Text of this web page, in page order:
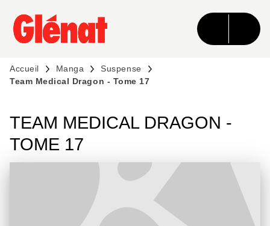
MENU RECHERCHE CONTENU
PIED DE PAGE
Accueil Manga
Suspense
Team Medical Dragon - Tome 17
TEAM MEDICAL DRAGON -
TOME 17